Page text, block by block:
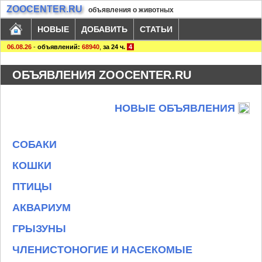
ZOOCENTER.RU объявления о животных
НОВЫЕ ДОБАВИТЬ СТАТЬИ
06.08.26 - объявлений: 68940 за 24 ч. 4
ОБЪЯВЛЕНИЯ ZOOCENTER.RU
НОВЫЕ ОБЪЯВЛЕНИЯ
СОБАКИ
КОШКИ
ПТИЦЫ
АКВАРИУМ
ГРЫЗУНЫ
ЧЛЕНИСТОНОГИЕ И НАСЕКОМЫЕ